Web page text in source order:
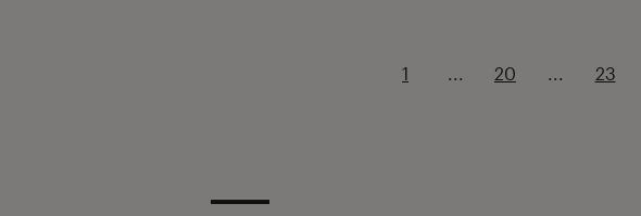
1 ... 20 ... 23